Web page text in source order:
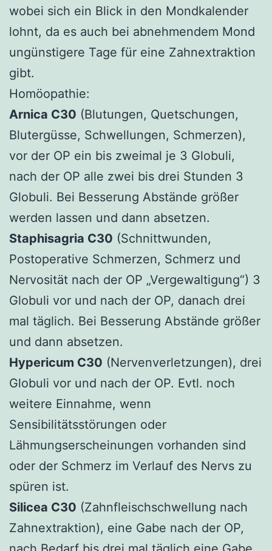
wobei sich ein Blick in den Mondkalender
lohnt, da es auch bei abnehmendem Mond
ungünstigere Tage für eine Zahnextraktion
gibt.
Homöopathie:
Arnica C30 (Blutungen, Quetschungen,
Blutergüsse, Schwellungen, Schmerzen),
vor der OP ein bis zweimal je 3 Globuli,
nach der OP alle zwei bis drei Stunden 3
Globuli. Bei Besserung Abstände größer
werden lassen und dann absetzen.
Staphisagria C30 (Schnittwunden,
Postoperative Schmerzen, Schmerz und
Nervosität nach der OP „Vergewaltigung“) 3
Globuli vor und nach der OP, danach drei
mal täglich. Bei Besserung Abstände größer
und dann absetzen.
Hypericum C30 (Nervenverletzungen), drei
Globuli vor und nach der OP. Evtl. noch
weitere Einnahme, wenn
Sensibilitätsstörungen oder
Lähmungserscheinungen vorhanden sind
oder der Schmerz im Verlauf des Nervs zu
spüren ist.
Silicea C30 (Zahnfleischschwellung nach
Zahnextraktion), eine Gabe nach der OP,